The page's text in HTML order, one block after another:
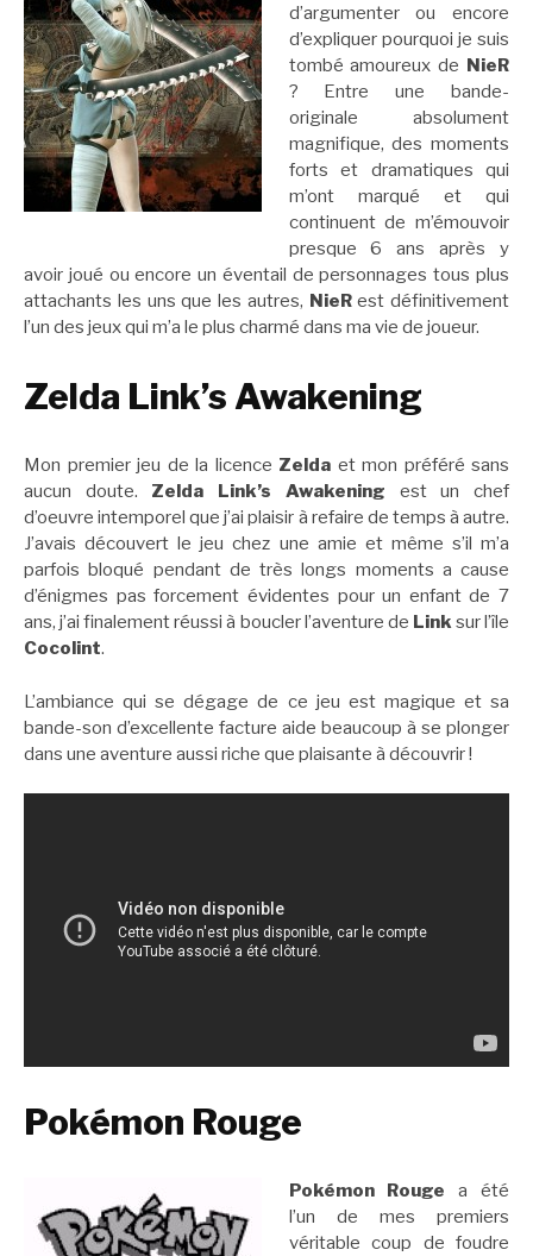
d’argumenter ou encore
d’expliquer pourquoi je suis
tombé amoureux de NieR
? Entre une bande-
originale absolument
magnifique, des moments
forts et dramatiques qui
m’ont marqué et qui
continuent de m’émouvoir
presque 6 ans après y
avoir joué ou encore un éventail de personnages tous plus
attachants les uns que les autres, NieRest définitivement
l’un des jeux qui m’a le plus charmé dans ma vie de joueur.
Zelda Link’s Awakening
Mon premier jeu de la licence Zelda et mon préféré sans
aucun doute. Zelda Link’s Awakening est un chef
d’oeuvre intemporel que j’ai plaisir à refaire de temps à autre.
J’avais découvert le jeu chez une amie et même s’il m’a
parfois bloqué pendant de très longs moments a cause
d’énigmes pas forcement évidentes pour un enfant de 7
ans, j’ai finalement réussi à boucler l’aventure de Linksur l’île
Cocolint.
L’ambiance qui se dégage de ce jeu est magique et sa
bande-son d’excellente facture aide beaucoup à se plonger
dans une aventure aussi riche que plaisante à découvrir !
Pokémon Rouge
Pokémon Rouge a été
l’un de mes premiers
véritable coup de foudre